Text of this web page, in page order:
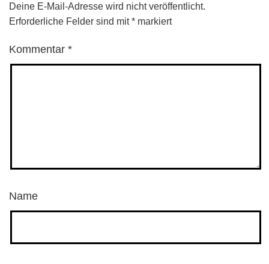
Deine E-Mail-Adresse wird nicht veröffentlicht.
Erforderliche Felder sind mit* markiert
Kommentar *
Name